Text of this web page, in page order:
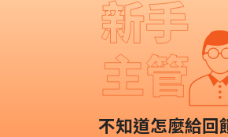
不知道怎麼給回